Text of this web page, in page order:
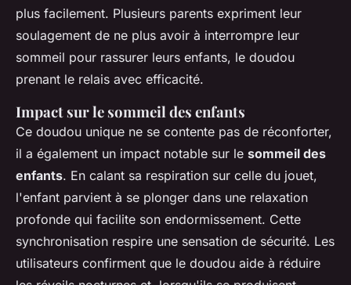
plus facilement. Plusieurs parents expriment leur
soulagement de ne plus avoir à interrompre leur
sommeil pour rassurer leurs enfants, le doudou
prenant le relais avec efficacité.
Impact sur le sommeil des enfants
Ce doudou unique ne se contente pas de réconforter,
il a également un impact notable sur le sommeil des
enfants. En calant sa respiration sur celle du jouet,
l'enfant parvient à se plonger dans une relaxation
profonde qui facilite son endormissement. Cette
synchronisation respire une sensation de sécurité. Les
utilisateurs confirment que le doudou aide à réduire